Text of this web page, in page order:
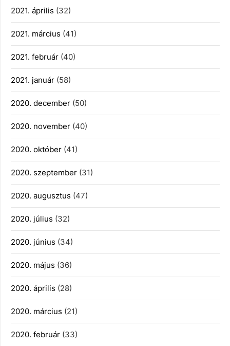
2021. április (32)
2021. március (41)
2021. február (40)
2021. január (58)
2020. december (50)
2020. november (40)
2020. október (41)
2020. szeptember (31)
2020. augusztus (47)
2020. július (32)
2020. június (34)
2020. május (36)
2020. április (28)
2020. március (21)
2020. február (33)